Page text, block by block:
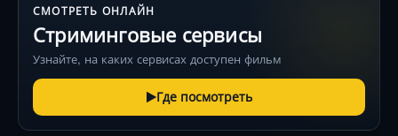
СМОТРЕТЬ ОНЛАЙН
Стриминговые сервисы
Узнайте, на каких сервисах доступен фильм
Где посмотреть